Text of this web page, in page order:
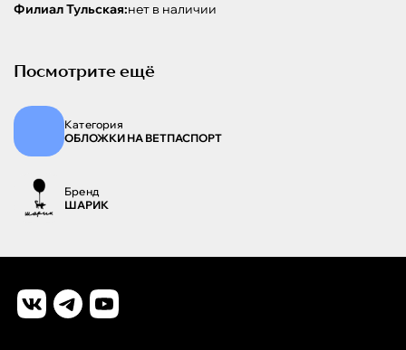
Филиал Тульская:нет в наличии
Посмотрите ещё
Категория
ОБЛОЖКИ НА ВЕТПАСПОРТ
Бренд
ШАРИК